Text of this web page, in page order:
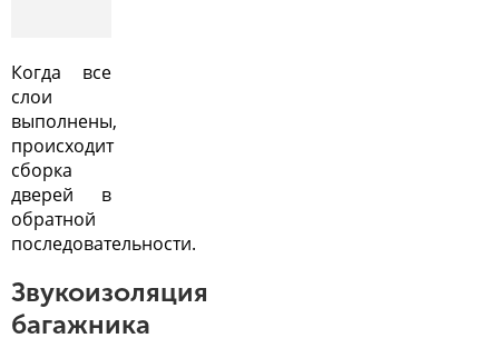
Когда все
слои
выполнены,
происходит
сборка
дверей в
обратной
последовательности.
Звукоизоляция
багажника